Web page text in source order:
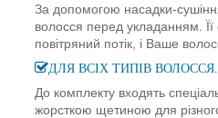
За допомогою насадки-
волосся перед укладанням.
повітряний потік, і Ваше
ДЛЯ ВСІХ ТИПІВ ВОЛОССЯ.
До комплекту входять
жорсткою щетиною для